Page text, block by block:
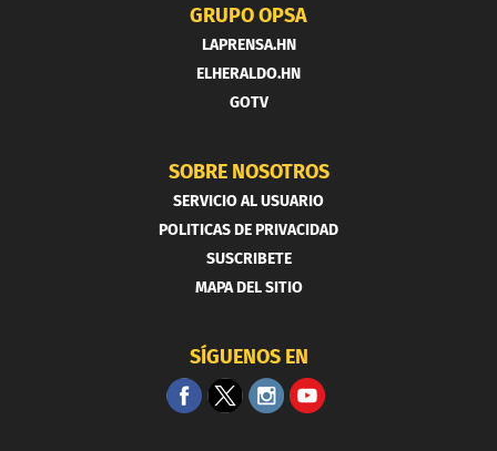
GRUPO OPSA
LAPRENSA.HN
ELHERALDO.HN
GOTV
SOBRE NOSOTROS
SERVICIO AL USUARIO
POLITICAS DE PRIVACIDAD
SUSCRIBETE
MAPA DEL SITIO
SÍGUENOS EN